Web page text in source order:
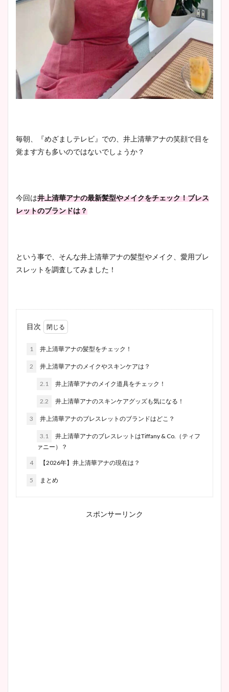
毎朝、『めざましテレビ』での、井上清華アナの笑顔で目を
覚ます方も多いのではないでしょうか？
今回は井上清華アナの最新髪型やメイクをチェック！ブレス
レットのブランドは？
という事で、そんな井上清華アナの髪型やメイク、愛用ブレ
スレットを調査してみました！
目次
1 井上清華アナの髪型をチェック！
2 井上清華アナのメイクやスキンケアは？
2.1 井上清華アナのメイク道具をチェック！
2.2 井上清華アナのスキンケアグッズも気になる！
3 井上清華アナのブレスレットのブランドはどこ？
3.1
井上清華アナのブレスレットはTiffany & Co.（ティフ
ァニー）？
4 【2026年】井上清華アナの現在は？
5 まとめ
スポンサーリンク